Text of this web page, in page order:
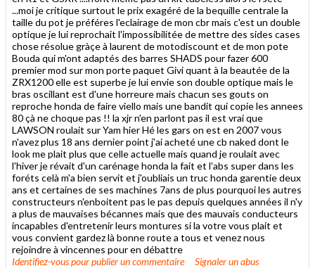
...moi je critique surtout le prix exagéré de la bequille centrale la
taille du pot je préféres l'eclairage de mon cbr mais c'est un double
optique je lui reprochait l'impossibilitée de mettre des sides cases
chose résolue gràçe à laurent de motodiscount et de mon pote
Bouda qui m'ont adaptés des barres SHADS pour fazer 600
premier mod sur mon porte paquet Givi quant à la beautée de la
ZRX1200 elle est superbe je lui envie son double optique mais le
bras oscillant est d'une horreure mais chacun ses gouts on
reproche honda de faire viello mais une bandit qui copie les annees
80 çà ne choque pas !! la xjr n'en parlont pas il est vrai que
LAWSON roulait sur Yam hier Hé les gars on est en 2007 vous
n'avez plus 18 ans dernier point j'ai acheté une cb naked dont le
look me plait plus que celle actuelle mais quand je roulait avec
l'hiver je révait d'un carénage honda la fait et l'abs super dans les
foréts celà m'a bien servit et j'oubliais un truc honda garentie deux
ans et certaines de ses machines 7ans de plus pourquoi les autres
constructeurs n'enboitent pas le pas depuis quelques années il n'y
a plus de mauvaises bécannes mais que des mauvais conducteurs
incapables d'entretenir leurs montures si la votre vous plait et
vous convient gardez là bonne route a tous et venez nous
rejoindre à vincennes pour en débattre
Identifiez-vouspour publier un commentaire Signaler un abus